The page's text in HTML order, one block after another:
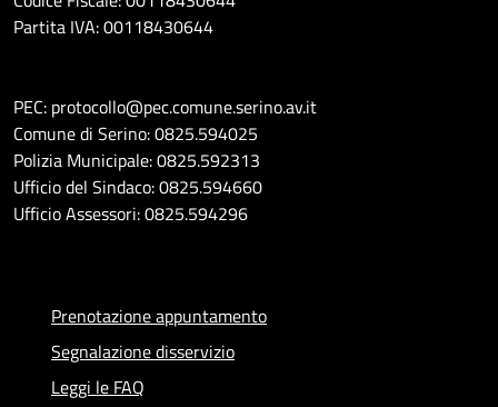
Partita IVA: 00118430644
PEC: protocollo@pec.comune.serino.av.it
Comune di Serino: 0825.594025
Polizia Municipale: 0825.592313
Ufficio del Sindaco: 0825.594660
Ufficio Assessori: 0825.594296
Prenotazione appuntamento
Segnalazione disservizio
Leggi le FAQ